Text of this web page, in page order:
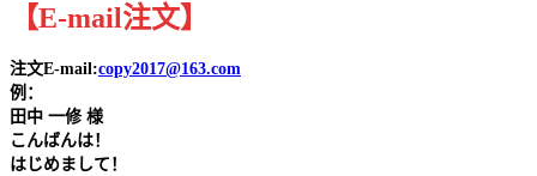
【E-mail注文】
注文E-mail:copy2017@163.com
例：
田中 一修 様
こんばんは！
はじめまして！